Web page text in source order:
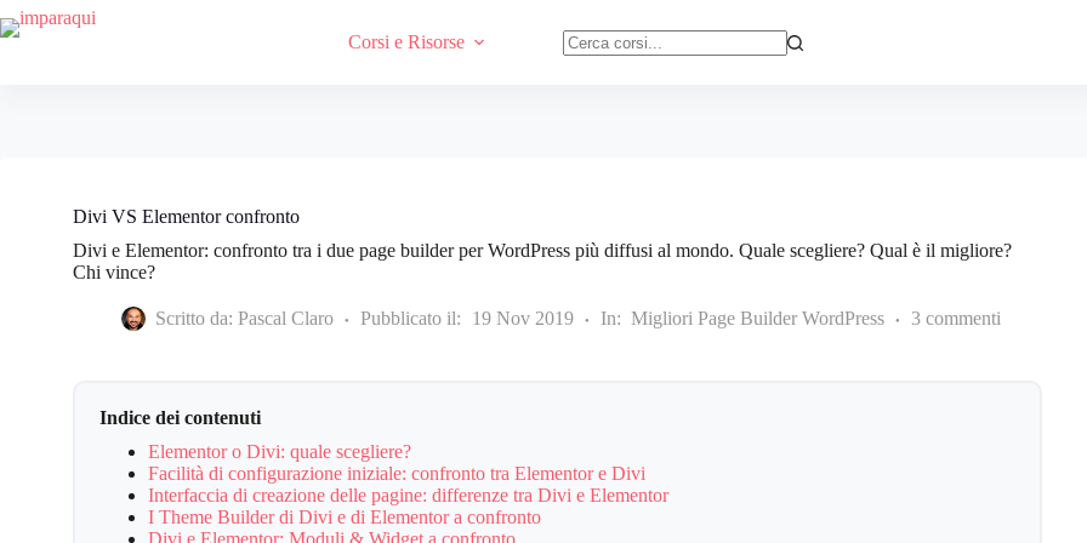
Salta
e
Corsi e Risorse
Divi VS Elementor confronto
Divi e Elementor: confronto tra i due page builder per WordPress più diffusi al mondo. Quale scegliere? Qual è il migliore?
Chi vince?
Scritto da: Pascal Claro Pubblicato il: 19 Nov 2019 In: Migliori Page Builder WordPress 3 commenti
Indice dei contenuti
Elementor o Divi: quale scegliere?
Facilità di configurazione iniziale: confronto tra Elementor e Divi
Interfaccia di creazione delle pagine: differenze tra Divi e Elementor
I Theme Builder di Divi e di Elementor a confronto